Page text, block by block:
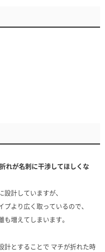
折れが名刺に干渉してほしくな
計していますが、
より広く取っているので、
増えてしまいます。
計とすることで マチが折れた時